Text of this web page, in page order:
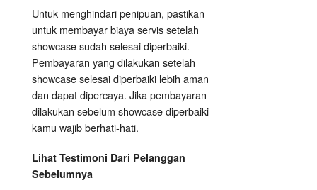
Untuk menghindari penipuan, pastikan
untuk membayar biaya servis setelah
showcase sudah selesai diperbaiki.
Pembayaran yang dilakukan setelah
showcase selesai diperbaiki lebih aman
dan dapat dipercaya. Jika pembayaran
dilakukan sebelum showcase diperbaiki
kamu wajib berhati-hati.
Lihat Testimoni Dari Pelanggan
Sebelumnya